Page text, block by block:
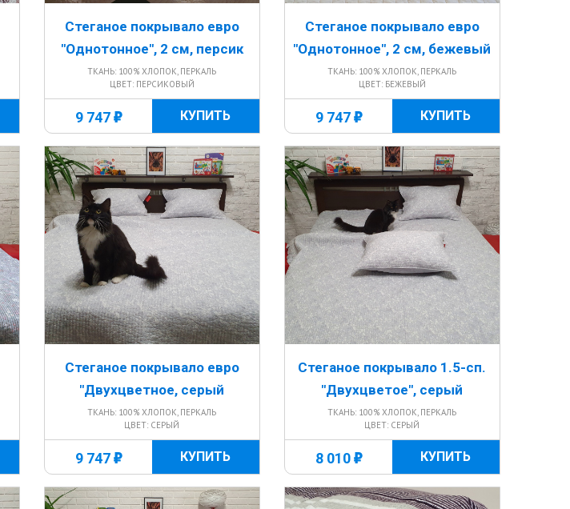
Стеганое покрывало евро
"Однотонное", 2 см, персик
ТКАНЬ: 100% ХЛОПОК, ПЕРКАЛЬ
ЦВЕТ: ПЕРСИКОВЫЙ
9 747г КУПИТЬ
Стеганое покрывало евро
"Однотонное", 2 см, бежевый
ТКАНЬ: 100% ХЛОПОК, ПЕРКАЛЬ
ЦВЕТ: БЕЖЕВЫЙ
9 747г КУПИТЬ
Стеганое покрывало евро
"Двухцветное, серый
ТКАНЬ: 100% ХЛОПОК, ПЕРКАЛЬ
ЦВЕТ: СЕРЫЙ
9 747г КУПИТЬ
Стеганое покрывало 1.5-сп.
"Двухцветое", серый
ТКАНЬ: 100% ХЛОПОК, ПЕРКАЛЬ
ЦВЕТ: СЕРЫЙ
8 010г КУПИТЬ